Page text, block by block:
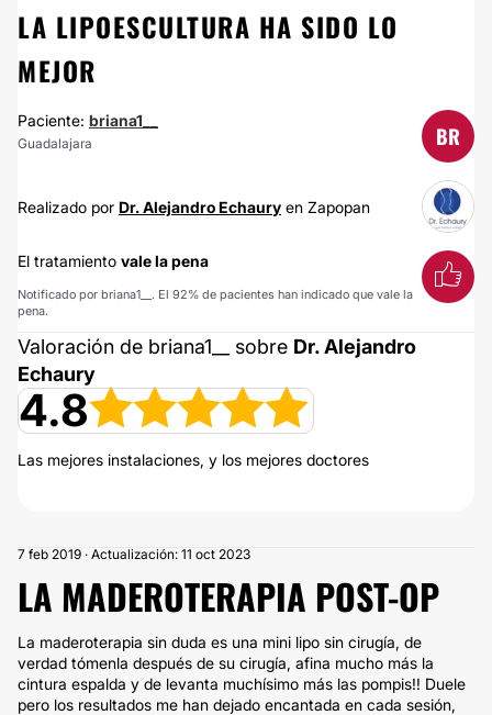
LA LIPOESCULTURA HA SIDO LO
MEJOR
Paciente: briana1__
Guadalajara BR
Realizado por Dr. Alejandro Echaury en Zapopan
El tratamiento vale la pena
Notificado por briana1__. El 92% de pacientes han indicado que vale la
pena.
Valoración de briana1__ sobre Dr. Alejandro
Echaury
4.8
Las mejores instalaciones, y los mejores doctores
7 feb 2019 · Actualización: 11 oct 2023
LA MADEROTERAPIA POST-OP
La maderoterapia sin duda es una mini lipo sin cirugía, de
verdad tómenla después de su cirugía, afina mucho más la
cintura espalda y de levanta muchísimo más las pompis!! Duele
pero los resultados me han dejado encantada en cada sesión,